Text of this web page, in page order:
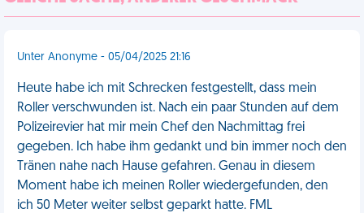
Unter Anonyme - 05/04/2025 21:16
Heute habe ich mit Schrecken festgestellt, dass mein
Roller verschwunden ist. Nach ein paar Stunden auf dem
Polizeirevier hat mir mein Chef den Nachmittag frei
gegeben. Ich habe ihm gedankt und bin immer noch den
Tränen nahe nach Hause gefahren. Genau in diesem
Moment habe ich meinen Roller wiedergefunden, den
ich 50 Meter weiter selbst geparkt hatte. FML